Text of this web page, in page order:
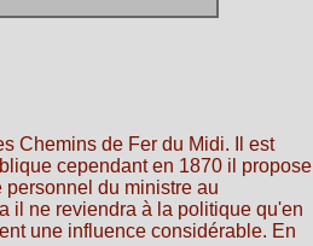
Chemins de Fer du Midi. Il est
cependant en 1870 il propose
du ministre au
il ne reviendra à la politique qu'en
une influence considérable. En